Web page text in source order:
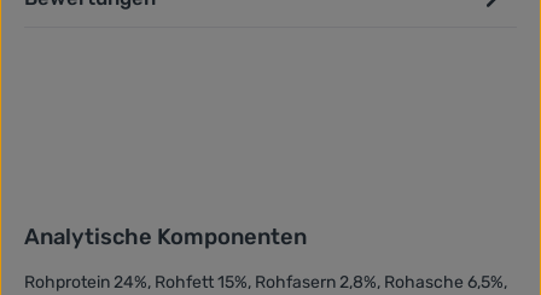
Analytische Komponenten
Rohprotein 24%, Rohfett 15%, Rohfasern 2,8%, Rohasche 6,5%,